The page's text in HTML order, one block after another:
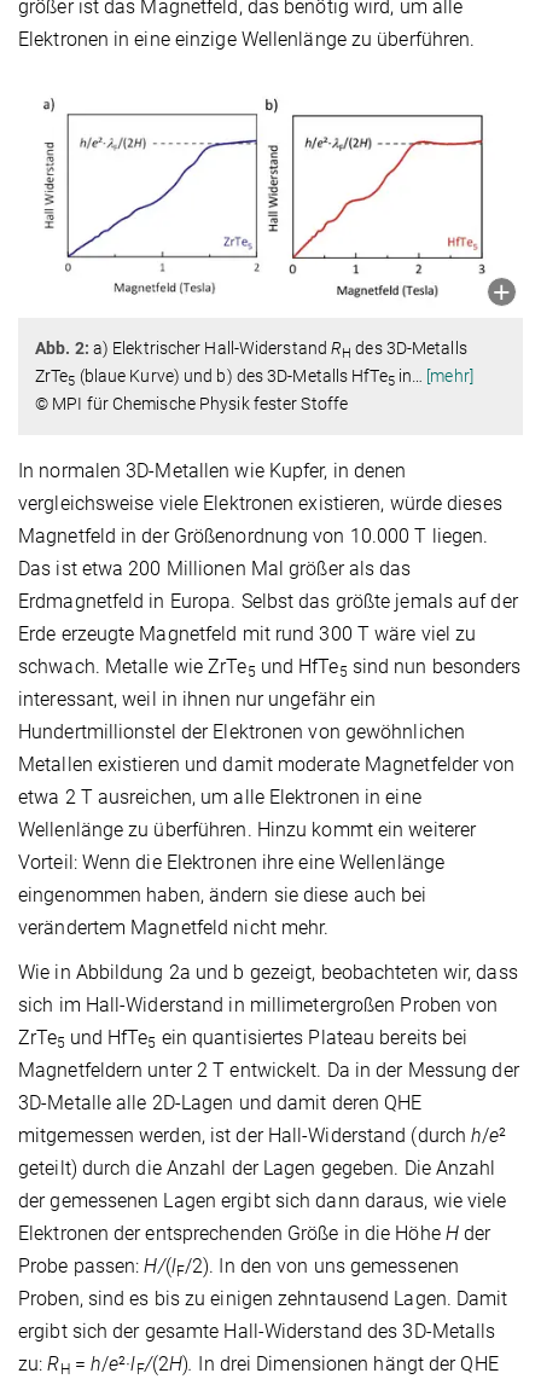
größer ist das Magnetfeld, das benötig wird, um alle
Elektronen in eine einzige Wellenlänge zu überführen.
Abb. 2: a) Elektrischer Hall-WiderstandRH des 3D-Metalls
ZrTe5 (blaue Kurve) und b) des 3D-Metalls HfTe5in
[mehr]
© MPI für Chemische Physik fester Stoffe
In normalen 3D-Metallen wie Kupfer, in denen
vergleichsweise viele Elektronen existieren, würde dieses
Magnetfeld in der Größenordnung von 10.000 T liegen.
Das ist etwa 200 Millionen Mal größer als das
Erdmagnetfeld in Europa. Selbst das größte jemals auf der
Erde erzeugte Magnetfeld mit rund 300 T wäre viel zu
schwach. Metalle wie ZrTe5 und HfTe5 sind nun besonders
interessant, weil in ihnen nur ungefähr ein
Hundertmillionstel der Elektronen von gewöhnlichen
Metallen existieren und damit moderate Magnetfelder von
etwa 2 T ausreichen, um alle Elektronen in eine
Wellenlänge zu überführen. Hinzu kommt ein weiterer
Vorteil: Wenn die Elektronen ihre eine Wellenlänge
eingenommen haben, ändern sie diese auch bei
verändertem Magnetfeld nicht mehr.
Wie in Abbildung 2a und b gezeigt, beobachteten wir, dass
sich im Hall-Widerstand in millimetergroßen Proben von
ZrTe5 und HfTe5 ein quantisiertes Plateau bereits bei
Magnetfeldern unter 2 T entwickelt. Da in der Messung der
3D-Metalle alle 2D-Lagen und damit deren QHE
mitgemessen werden, ist der Hall-Widerstand (durchh/e²
geteilt) durch die Anzahl der Lagen gegeben. Die Anzahl
der gemessenen Lagen ergibt sich dann daraus, wie viele
Elektronen der entsprechenden Größe in die Höhe Hder
Probe passen:H/(lF/2). In den von uns gemessenen
Proben, sind es bis zu einigen zehntausend Lagen. Damit
ergibt sich der gesamte Hall-Widerstand des 3D-Metalls
zu:RH= h/e²·lF/(2H). In drei Dimensionen hängt der QHE